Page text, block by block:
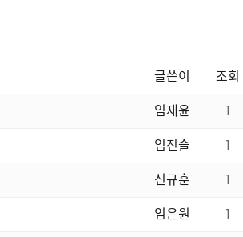
글쓴이 조회
임재윤 1
임진슬 1
신규훈 1
임은원 1